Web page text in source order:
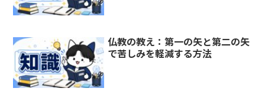
仏教の教え：第一の矢と第二の矢
で苦しみを軽減する方法